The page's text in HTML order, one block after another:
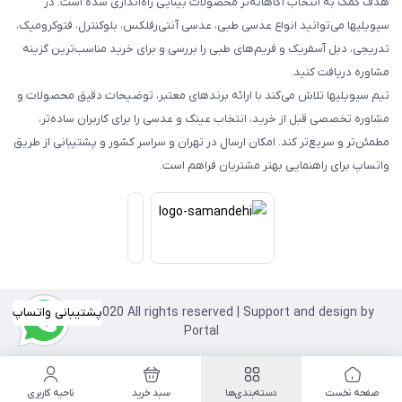
سیویلیها می‌توانید انواع عدسی طبی، عدسی آنتی‌رفلکس، بلوکنترل، فتوکرومیک،
تدریجی، دبل آسفریک و فریم‌های طبی را بررسی و برای خرید مناسب‌ترین گزینه
مشاوره دریافت کنید.
تیم سیویلیها تلاش می‌کند با ارائه برندهای معتبر، توضیحات دقیق محصولات و
مشاوره تخصصی قبل از خرید، انتخاب عینک و عدسی را برای کاربران ساده‌تر،
مطمئن‌تر و سریع‌تر کند. امکان ارسال در تهران و سراسر کشور و پشتیبانی از طریق
واتساپ برای راهنمایی بهتر مشتریان فراهم است.
پشتیبانی واتساپ
Copyright©2020 All rights reserved | Support and design by
Portal
صفحه نخست دسته‌بندی‌ها سبد خرید ناحیه کاربری